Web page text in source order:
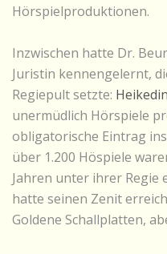
Hörspielproduktionen.
Inzwischen hatte Dr.
Juristin kennengelernt,
Regiepult setzte:
unermüdlich Hörspiele
obligatorische Eintrag
über 1.200 Höspiele
Jahren unter ihrer Regie
hatte seinen Zenit
Goldene Schallplatten,